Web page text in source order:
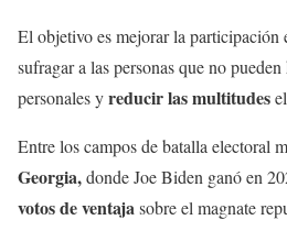
El objetivo es mejorar la participación
sufragar a las personas que no
personales yreducir las multitudes
Entre los campos de batalla electoral
Georgia,donde Joe Biden ganó en
votos de ventajasobre el magnate